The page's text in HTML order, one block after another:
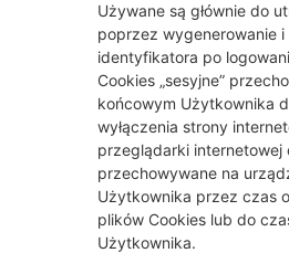
Używane są głównie do
poprzez wygenerowanie i
identyfikatora po
Cookies „sesyjne”
końcowym Użytkownika
wyłączenia strony
przeglądarki internetowej
przechowywane na
Użytkownika przez czas
plików Cookies lub do
Użytkownika.